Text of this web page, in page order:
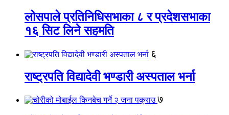
लोसपाले प्रतिनिधिसभाका ८ र प्रदेशसभाका
१६ सिट लिने सहमति
६
राष्ट्रपति विद्यादेवी भण्डारी अस्पताल भर्ना
७